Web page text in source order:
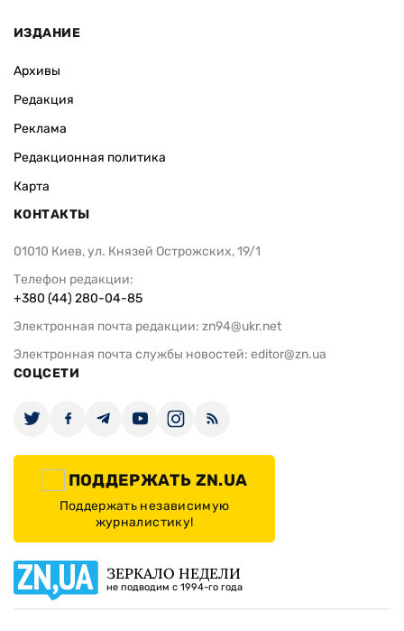
ИЗДАНИЕ
Архивы
Редакция
Реклама
Редакционная политика
Карта
КОНТАКТЫ
01010 Киев, ул. Князей Острожских, 19/1
Телефон редакции:
+380 (44) 280-04-85
Электронная почта редакции: zn94@ukr.net
Электронная почта службы новостей: editor@zn.ua
СОЦСЕТИ
ПОДДЕРЖАТЬ ZN.UA
Поддержать независимую
журналистику!
ЗЕРКАЛО НЕДЕЛИ
не подводим с 1994-го года